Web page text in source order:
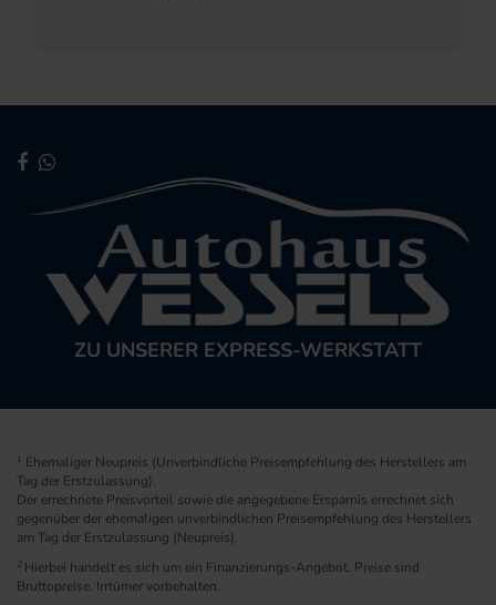
ZU UNSERER EXPRESS-WERKSTATT
1 Ehemaliger Neupreis (Unverbindliche Preisempfehlung des Herstellers am
Tag der Erstzulassung).
Der errechnete Preisvorteil sowie die angegebene Ersparnis errechnet sich
gegenüber der ehemaligen unverbindlichen Preisempfehlung des Herstellers
am Tag der Erstzulassung (Neupreis).
2 Hierbei handelt es sich um ein Finanzierungs-Angebot. Preise sind
Bruttopreise. Irrtümer vorbehalten.